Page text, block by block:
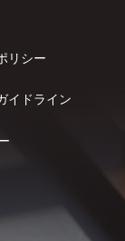
リシー
イドライン